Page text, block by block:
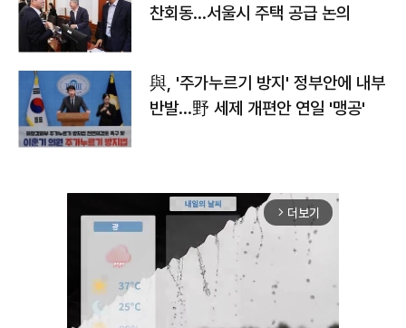
찬회동...서울시 주택 공급 논의
與, '주가누르기 방지' 정부안에 내부
반발…野 세제 개편안 연일 '맹공'
arrow_forward_ios 더보기